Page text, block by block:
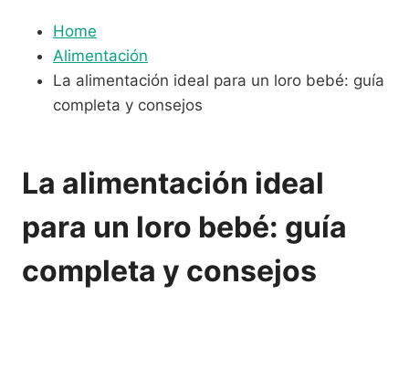
Home
Alimentación
La alimentación ideal para un loro bebé: guía
completa y consejos
La alimentación ideal
para un loro bebé: guía
completa y consejos